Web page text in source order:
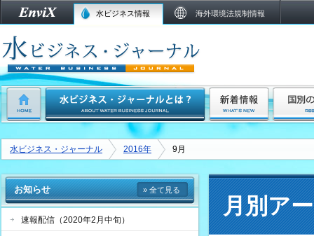
水ビジネス情報 海外環境法規制情報
水ビジネス・ジャーナル 2016年 9月
月別ア
お知らせ » 全て見る
速報配信（2020年2月中旬）